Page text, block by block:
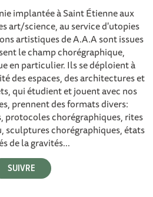
implantée à Saint Étienne aux
art/science, au service d'utopies
artistiques de A.A.A sont issues
le champ chorégraphique,
en particulier. Ils se déploient à
des espaces, des architectures et
qui étudient et jouent avec nos
prennent des formats divers:
protocoles chorégraphiques, rites
sculptures chorégraphiques, états
de la gravités...